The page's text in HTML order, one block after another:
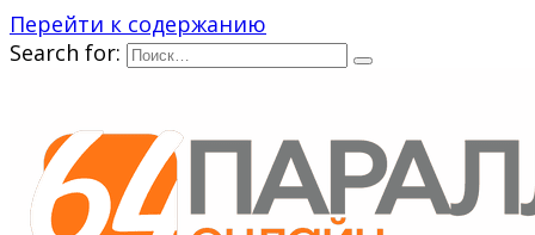
Перейти к содержанию
Search for: